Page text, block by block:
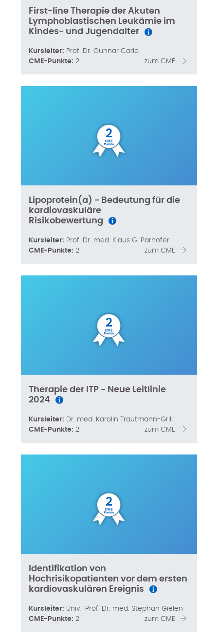
First-line Therapie der Akuten
Lymphoblastischen Leukämie im
Kindes- und Jugendalter
Kursleiter: Prof. Dr. Gunnar Cario
CME-Punkte: 2 zum CME
2
Lipoprotein(a) - Bedeutung für die
kardiovaskuläre
Risikobewertung
Kursleiter: Prof. Dr. med. Klaus G. Parhofer
CME-Punkte: 2 zum CME
2
Therapie der ITP - Neue Leitlinie
2024
Kursleiter: Dr. med. Karolin Trautmann-Grill
CME-Punkte: 2 zum CME
2
Identifikation von
Hochrisikopatienten vor dem ersten
kardiovaskulären Ereignis
Kursleiter: Univ.-Prof. Dr. med. Stephan Gielen
CME-Punkte: 2 zum CME